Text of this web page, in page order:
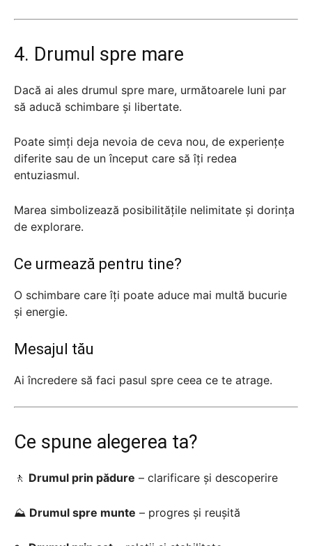
4. Drumul spre mare
Dacă ai ales drumul spre mare, următoarele luni par
să aducă schimbare și libertate.
Poate simți deja nevoia de ceva nou, de experiențe
diferite sau de un început care să îți redea
entuziasmul.
Marea simbolizează posibilitățile nelimitate și dorința
de explorare.
Ce urmează pentru tine?
O schimbare care îți poate aduce mai multă bucurie
și energie.
Mesajul tău
Ai încredere să faci pasul spre ceea ce te atrage.
Ce spune alegerea ta?
🚶 Drumul prin pădure – clarificare și descoperire
⛰️ Drumul spre munte – progres și reușită